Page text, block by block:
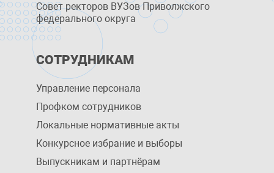
Совет ректоров ВУЗов Приволжского
федерального округа
СОТРУДНИКАМ
Управление персоналa
Профком сотрудников
Локальные нормативные акты
Конкурсное избрание и выборы
Выпускникам и партнёрам